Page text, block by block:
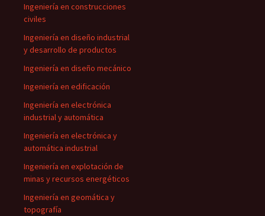
Ingeniería en construcciones
civiles
Ingeniería en diseño industrial
y desarrollo de productos
Ingeniería en diseño mecánico
Ingeniería en edificación
Ingeniería en electrónica
industrial y automática
Ingeniería en electrónica y
automática industrial
Ingeniería en explotación de
minas y recursos energéticos
Ingeniería en geomática y
topografía